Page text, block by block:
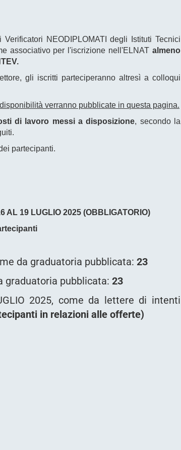
NEODIPLOMATI degli Istituti Tecnici
associativo per l'iscrizione nell'ELNAT almeno
gli iscritti parteciperanno altresì a colloqui
verranno pubblicate in questa pagina.
di lavoro messi a disposizione, secondo la
partecipanti.
AL 19 LUGLIO 2025 (OBBLIGATORIO)
da graduatoria pubblicata: 23
graduatoria pubblicata: 23
2025, come da lettere di intenti
in relazioni alle offerte)